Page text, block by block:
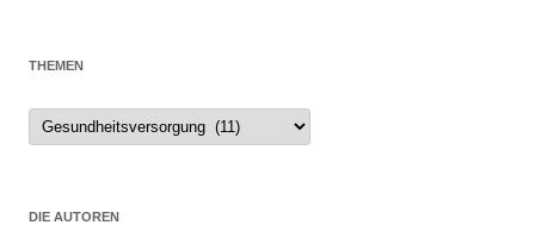
THEMEN
Themen
DIE AUTOREN